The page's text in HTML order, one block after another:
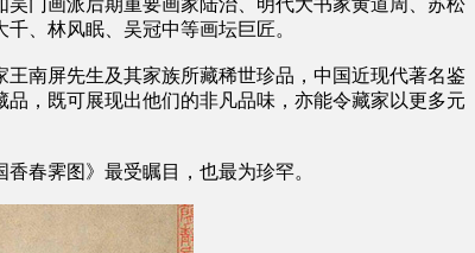
、林风眠、吴冠中等画坛巨匠。
南屏先生及其家族所藏稀世珍品，中国近现代著名鉴
，既可展现出他们的非凡品味，亦能令藏家以更多元
春霁图》最受瞩目，也最为珍罕。